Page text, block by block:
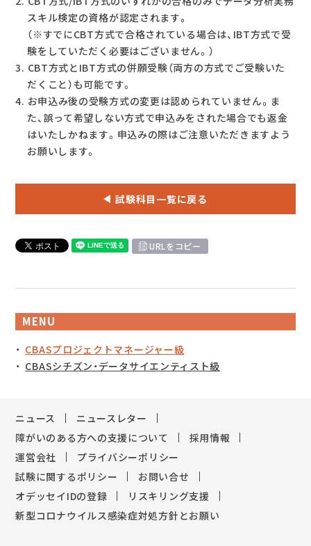
スキル検定の資格が認定されます。
（※すでにCBT方式で合格されている場合は、IBT方式で受
験をしていただく必要はございません。）
CBT方式とIBT方式の併願受験（両方の方式でご受験いた
だくこと）も可能です。
お申込み後の受験方式の変更は認められていません。ま
た、誤って希望しない方式で申込みをされた場合でも返金
はいたしかねます。申込みの際はご注意いただきますよう
お願いします。
試験科目一覧に戻る
URLをコピー
MENU
CBASプロジェクトマネージャー級
CBASシチズン・データサイエンティスト級
ニュース
ニュースレター
障がいのある方への支援について
採用情報
運営会社
プライバシーポリシー
試験に関するポリシー
お問い合せ
オデッセイIDの登録
リスキリング支援
新型コロナウイルス感染症対処方針とお願い